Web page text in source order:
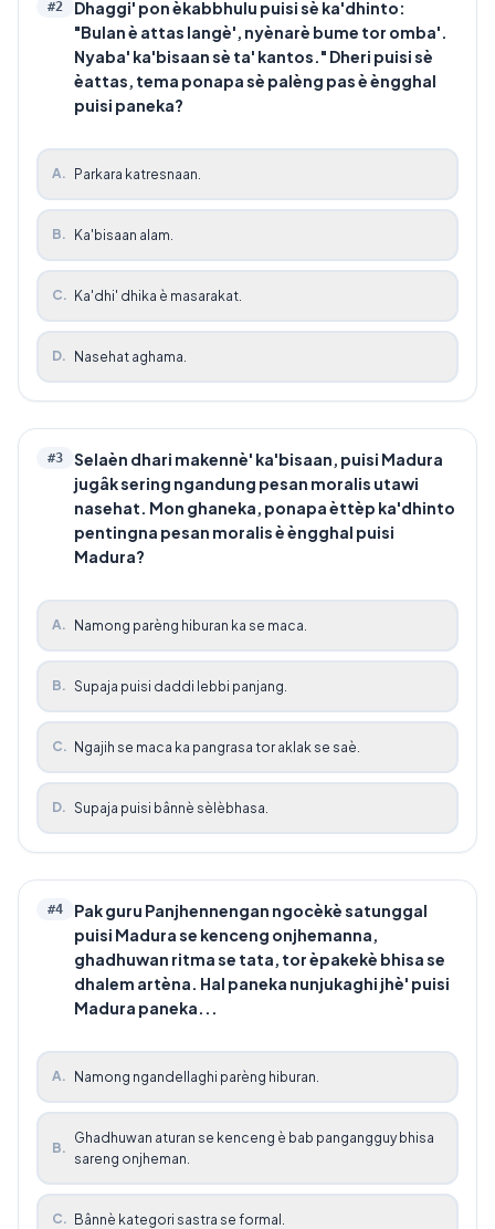
#2
Dhaggi' pon èkabbhulu puisi sè ka'dhinto:
"Bulan è attas langè', nyènarè bume tor omba'.
Nyaba' ka'bisaan sè ta' kantos." Dheri puisi sè
èattas, tema ponapa sè palèng pas è èngghal
puisi paneka?
A. Parkara katresnaan.
B. Ka'bisaan alam.
C. Ka'dhi' dhika è masarakat.
D. Nasehat aghama.
#3
Selaèn dhari makennè' ka'bisaan, puisi Madura
jugâk sering ngandung pesan moralis utawi
nasehat. Mon ghaneka, ponapa èttèp ka'dhinto
pentingna pesan moralis è èngghal puisi
Madura?
A. Namong parèng hiburan ka se maca.
B. Supaja puisi daddi lebbi panjang.
C. Ngajih se maca ka pangrasa tor aklak se saè.
D. Supaja puisi bânnè sèlèbhasa.
#4
Pak guru Panjhennengan ngocèkè satunggal
puisi Madura se kenceng onjhemanna,
ghadhuwan ritma se tata, tor èpakekè bhisa se
dhalem artèna. Hal paneka nunjukaghi jhè' puisi
Madura paneka...
A. Namong ngandellaghi parèng hiburan.
B.
Ghadhuwan aturan se kenceng è bab pangangguy bhisa
sareng onjheman.
C. Bânnè kategori sastra se formal.